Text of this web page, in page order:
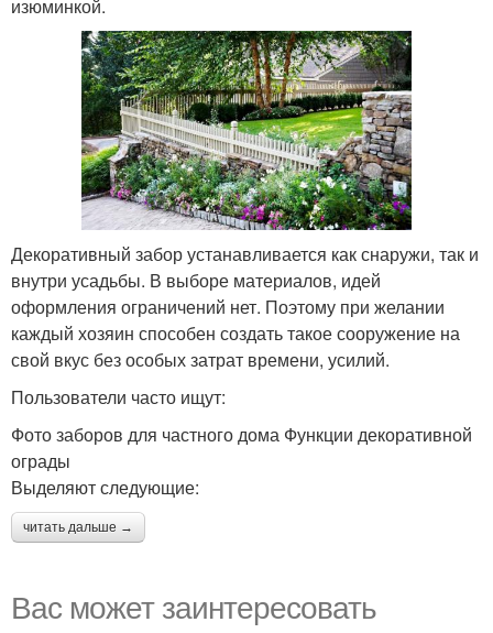
изюминкой.
Декоративный забор устанавливается как снаружи, так и
внутри усадьбы. В выборе материалов, идей
оформления ограничений нет. Поэтому при желании
каждый хозяин способен создать такое сооружение на
свой вкус без особых затрат времени, усилий.
Пользователи часто ищут:
Фото заборов для частного дома Функции декоративной
ограды
Выделяют следующие:
читать дальше →
Вас может заинтересовать